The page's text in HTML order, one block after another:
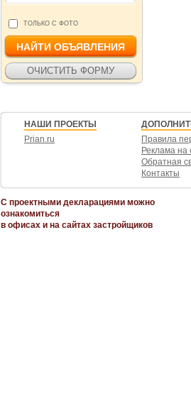
ТОЛЬКО С ФОТО
НАШИ ПРОЕКТЫ
Prian.ru
Правила
Реклама на
Обратная
Контакты
С проектными декларациями можно
ознакомиться
в офисах и на сайтах застройщиков